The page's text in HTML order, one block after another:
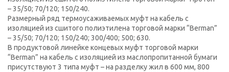
– 35/50; 70/120; 150/240.
Размерный ряд термоусаживаемых муфт на кабель с
изоляцией из сшитого полиэтилена торговой марки “Berman”
– 35/50; 70/120; 150/240; 300/400; 500; 630.
В продуктовой линейке концевых муфт торговой марки
“Berman” на кабель с изоляцией из маслопропитанной бумаги
присутствуют 3 типа муфт – на разделку жил в 600 мм, 800